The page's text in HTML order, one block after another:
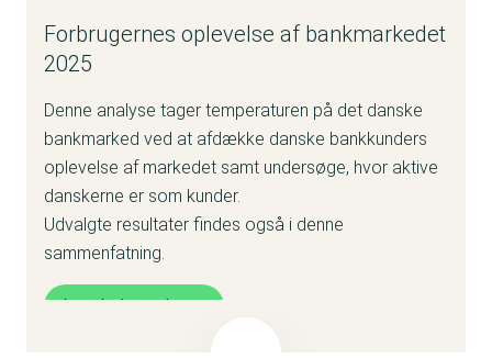
Forbrugernes oplevelse af bankmarkedet
2025
Denne analyse tager temperaturen på det danske
bankmarked ved at afdække danske bankkunders
oplevelse af markedet samt undersøge, hvor aktive
danskerne er som kunder.
Udvalgte resultater findes også i denne
sammenfatning.
Læs hele analysen